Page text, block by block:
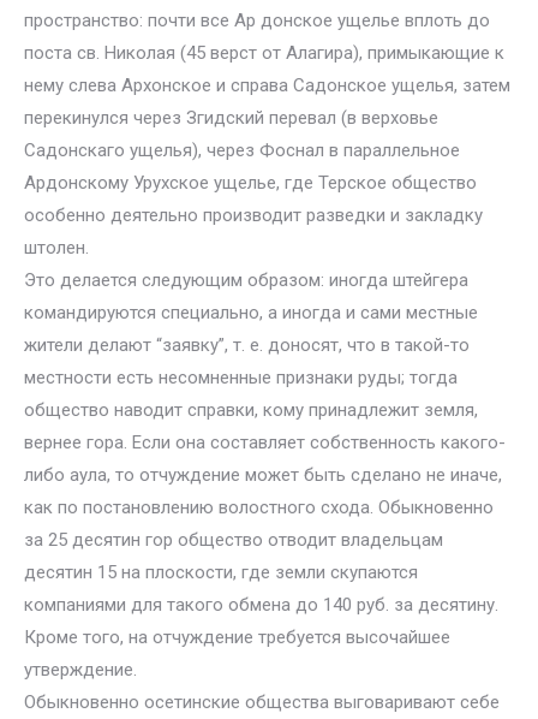
пространство: почти все Ар донское ущелье вплоть до
поста св. Николая (45 верст от Алагира), примыкающие к
нему слева Архонское и справа Садонское ущелья, затем
перекинулся через Згидский перевал (в верховье
Садонскаго ущелья), через Фоснал в параллельное
Ардонскому Урухское ущелье, где Терское общество
особенно деятельно производит разведки и закладку
штолен.
Это делается следующим образом: иногда штейгера
командируются специально, а иногда и сами местные
жители делают “заявку”, т. е. доносят, что в такой-то
местности есть несомненные признаки руды; тогда
общество наводит справки, кому принадлежит земля,
вернее гора. Если она составляет собственность какого-
либо аула, то отчуждение может быть сделано не иначе,
как по постановлению волостного схода. Обыкновенно
за 25 десятин гор общество отводит владельцам
десятин 15 на плоскости, где земли скупаются
компаниями для такого обмена до 140 руб. за десятину.
Кроме того, на отчуждение требуется высочайшее
утверждение.
Обыкновенно осетинские общества выговаривают себе